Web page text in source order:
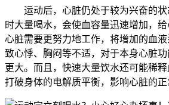
运动后，心脏仍处于较为兴奋的状
时大量喝水，会使血容量迅速增加，给
心脏需要更努力地工作，将增加的血
致心悸、胸闷等不适，对于本身心脏
更大。而且，快速大量饮水还可能稀释
打破身体的电解质平衡，影响心脏的正